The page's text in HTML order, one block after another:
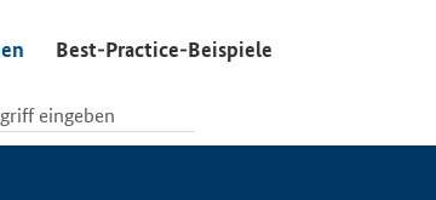
Best-Practice-Beispiele